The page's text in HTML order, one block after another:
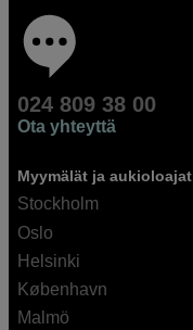
024 809 38 00
Ota yhteyttä
Myymälät ja aukioloajat
Stockholm
Oslo
Helsinki
København
Malmö